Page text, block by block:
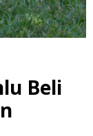
Beli